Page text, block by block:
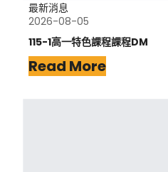
最新消息
2026-08-05
115-1高一特色課程課程DM
Read More